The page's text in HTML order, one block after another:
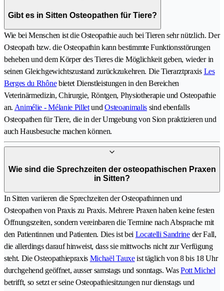
Gibt es in Sitten Osteopathen für Tiere?
Wie bei Menschen ist die Osteopathie auch bei Tieren sehr nützlich. Der
Osteopath bzw. die Osteopathin kann bestimmte Funktionsstörungen
beheben und dem Körper des Tieres die Möglichkeit geben, wieder in
seinen Gleichgewichtszustand zurückzukehren. Die Tierarztpraxis Les
Berges du Rhônebietet Dienstleistungen in den Bereichen
Veterinärmedizin, Chirurgie, Röntgen, Physiotherapie und Osteopathie
an. Animélie - Mélanie PilletundOsteoanimalissind ebenfalls
Osteopathen für Tiere, die in der Umgebung von Sion praktizieren und
auch Hausbesuche machen können.
Wie sind die Sprechzeiten der osteopathischen Praxen
in Sitten?
In Sitten variieren die Sprechzeiten der Osteopathinnen und
Osteopathen von Praxis zu Praxis. Mehrere Praxen haben keine festen
Öffnungszeiten, sondern vereinbaren die Termine nach Absprache mit
den Patientinnen und Patienten. Dies ist bei Locatelli Sandrineder Fall,
die allerdings darauf hinweist, dass sie mittwochs nicht zur Verfügung
steht. Die Osteopathiepraxis Michaël Tauxeist täglich von 8 bis 18 Uhr
durchgehend geöffnet, ausser samstags und sonntags. WasPott Michel
betrifft, so setzt er seine Osteopathiesitzungen nur dienstags und